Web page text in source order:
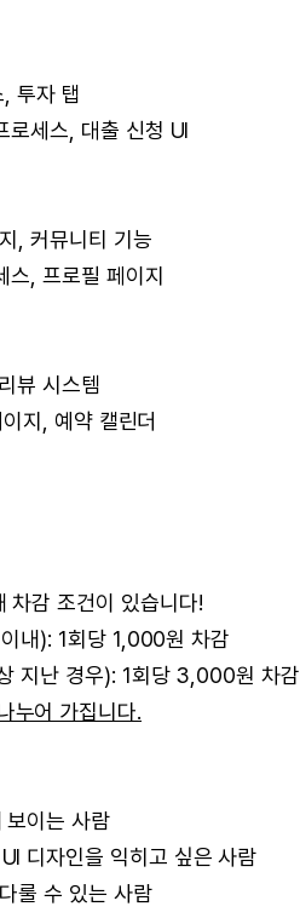
투자 탭
로세스, 대출 신청 UI
, 커뮤니티 기능
스, 프로필 페이지
뷰 시스템
지, 예약 캘린더
차감 조건이 있습니다!
내): 1회당 1,000원 차감
지난 경우): 1회당 3,000원 차감
누어 가집니다.
보이는 사람
디자인을 익히고 싶은 사람
룰 수 있는 사람